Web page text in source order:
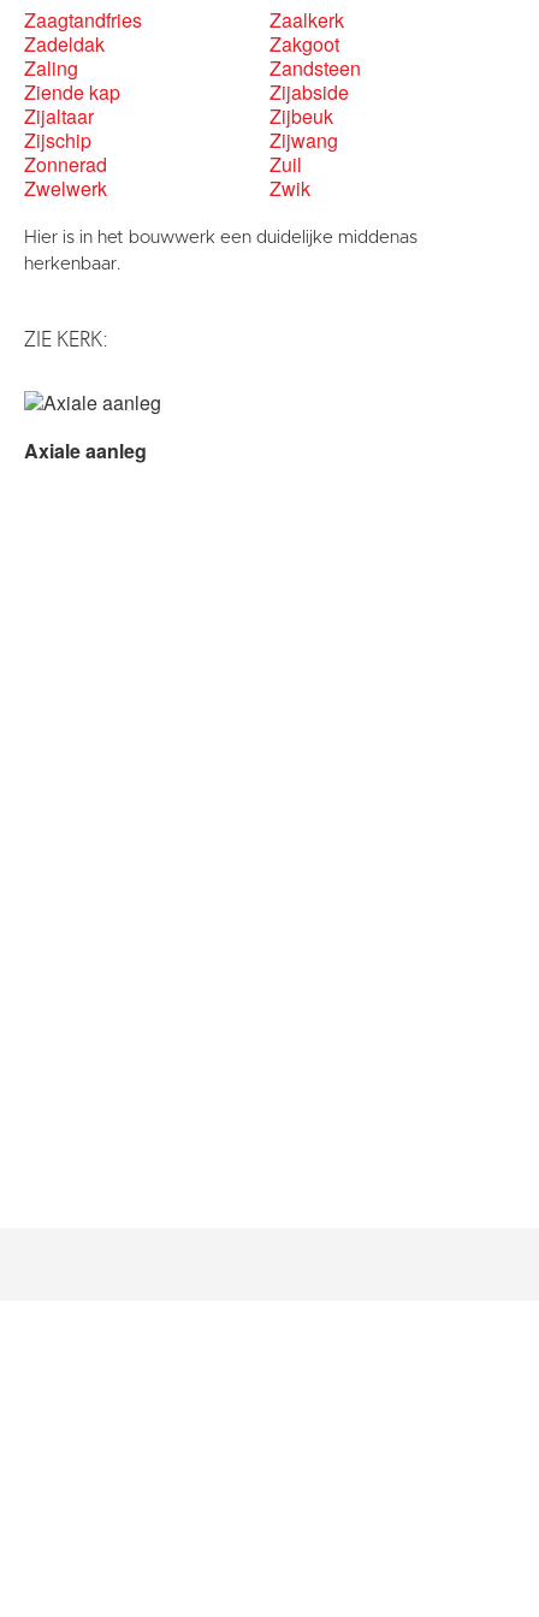
Zaagtandfries
Zaalkerk
Zadeldak
Zakgoot
Zaling
Zandsteen
Ziende kap
Zijabside
Zijaltaar
Zijbeuk
Zijschip
Zijwang
Zonnerad
Zuil
Zwelwerk
Zwik
Hier is in het bouwwerk een duidelijke middenas
herkenbaar.
ZIE KERK:
Axiale aanleg